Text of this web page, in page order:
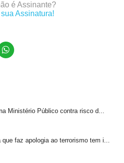
é Assinante?
Assinatura!
Ministério Público contra risco d...
faz apologia ao terrorismo tem i...